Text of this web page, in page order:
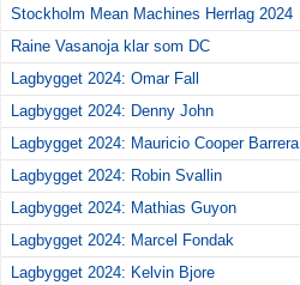
Stockholm Mean Machines Herrlag 2024
Raine Vasanoja klar som DC
Lagbygget 2024: Omar Fall
Lagbygget 2024: Denny John
Lagbygget 2024: Mauricio Cooper Barrera
Lagbygget 2024: Robin Svallin
Lagbygget 2024: Mathias Guyon
Lagbygget 2024: Marcel Fondak
Lagbygget 2024: Kelvin Bjore